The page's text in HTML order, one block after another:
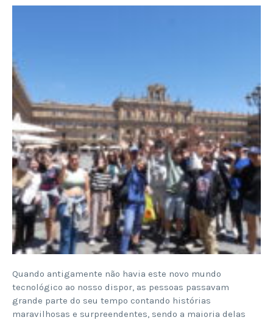
Quando antigamente não havia este novo mundo
tecnológico ao nosso dispor, as pessoas passavam
grande parte do seu tempo contando histórias
maravilhosas e surpreendentes, sendo a maioria delas